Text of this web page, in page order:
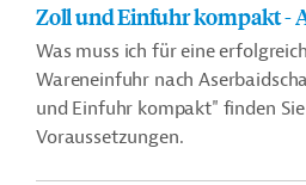
Zoll und Einfuhr kompakt -
Was muss ich für eine
Wareneinfuhr nach
und Einfuhr kompakt" finden
Voraussetzungen.